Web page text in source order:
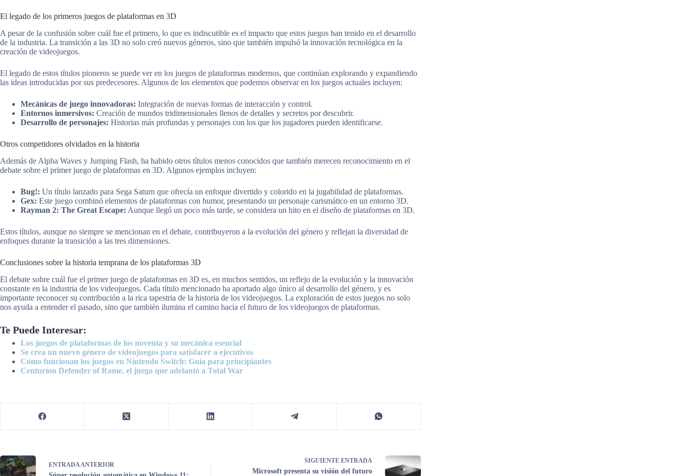
El legado de los primeros juegos de plataformas en 3D
A pesar de la confusión sobre cuál fue el primero, lo que es indiscutible es el impacto que estos juegos han tenido en el desarrollo
de la industria. La transición a las 3D no solo creó nuevos géneros, sino que también impulsó la innovación tecnológica en la
creación de videojuegos.
El legado de estos títulos pioneros se puede ver en los juegos de plataformas modernos, que continúan explorando y expandiendo
las ideas introducidas por sus predecesores. Algunos de los elementos que podemos observar en los juegos actuales incluyen:
Mecánicas de juego innovadoras: Integración de nuevas formas de interacción y control.
Entornos inmersivos: Creación de mundos tridimensionales llenos de detalles y secretos por descubrir.
Desarrollo de personajes: Historias más profundas y personajes con los que los jugadores pueden identificarse.
Otros competidores olvidados en la historia
Además de Alpha Waves y Jumping Flash, ha habido otros títulos menos conocidos que también merecen reconocimiento en el
debate sobre el primer juego de plataformas en 3D. Algunos ejemplos incluyen:
Bug!: Un título lanzado para Sega Saturn que ofrecía un enfoque divertido y colorido en la jugabilidad de plataformas.
Gex: Este juego combinó elementos de plataformas con humor, presentando un personaje carismático en un entorno 3D.
Rayman 2: The Great Escape: Aunque llegó un poco más tarde, se considera un hito en el diseño de plataformas en 3D.
Estos títulos, aunque no siempre se mencionan en el debate, contribuyeron a la evolución del género y reflejan la diversidad de
enfoques durante la transición a las tres dimensiones.
Conclusiones sobre la historia temprana de los plataformas 3D
El debate sobre cuál fue el primer juego de plataformas en 3D es, en muchos sentidos, un reflejo de la evolución y la innovación
constante en la industria de los videojuegos. Cada título mencionado ha aportado algo único al desarrollo del género, y es
importante reconocer su contribución a la rica tapestria de la historia de los videojuegos. La exploración de estos juegos no solo
nos ayuda a entender el pasado, sino que también ilumina el camino hacia el futuro de los videojuegos de plataformas.
Te Puede Interesar:
Los juegos de plataformas de los noventa y su mecánica esencial
Se crea un nuevo género de videojuegos para satisfacer a ejecutivos
Cómo funcionan los juegos en Nintendo Switch: Guía para principiantes
Centurion Defender of Rome, el juego que adelantó a Total War
ENTRADAANTERIOR
SIGUIENTEENTRADA
Microsoft presenta su visión del futuro